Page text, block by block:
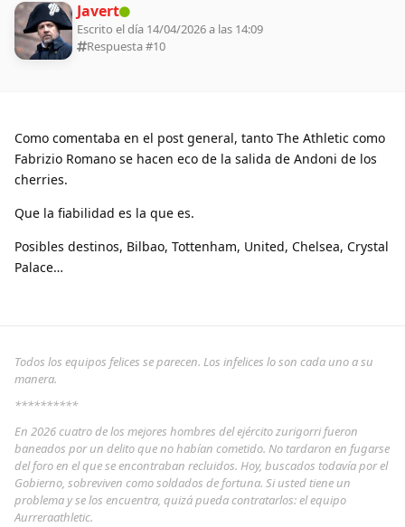
Javert
Escrito el día 14/04/2026 a las 14:09
Respuesta #10
Como comentaba en el post general, tanto The Athletic como
Fabrizio Romano se hacen eco de la salida de Andoni de los
cherries.
Que la fiabilidad es la que es.
Posibles destinos, Bilbao, Tottenham, United, Chelsea, Crystal
Palace…
Todos los equipos felices se parecen. Los infelices lo son cada uno a su
manera.
**********
En 2026 cuatro de los mejores hombres del ejército zurigorri fueron
baneados por un delito que no habían cometido. No tardaron en fugarse
del foro en el que se encontraban recluidos. Hoy, buscados todavía por el
Gobierno, sobreviven como soldados de fortuna. Si usted tiene un
problema y se los encuentra, quizá pueda contratarlos: el equipo
Aurreraathletic.